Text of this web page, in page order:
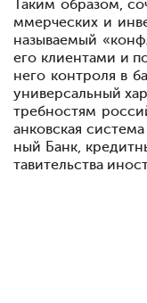
Таким образом,
ммерческих и
называемый
его клиентами и
него контроля в
универсальный
требностям
анковская
ный Банк,
тавительства